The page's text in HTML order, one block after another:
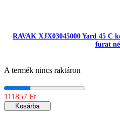
RAVAK XJX03045000 Yard 45 C
furat
A termék nincs raktáron
111857 Ft
Kosárba